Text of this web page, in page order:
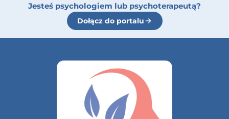
Jesteś psychologiem lub psychoterapeutą?
Dołącz do portalu